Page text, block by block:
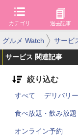
カテゴリ 過去記事
グルメ Watch サービ
サービス 関連記事
絞り込む
すべて デリバリー
食べ放題・飲み放題
オンライン予約